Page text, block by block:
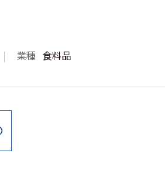
業種 食料品